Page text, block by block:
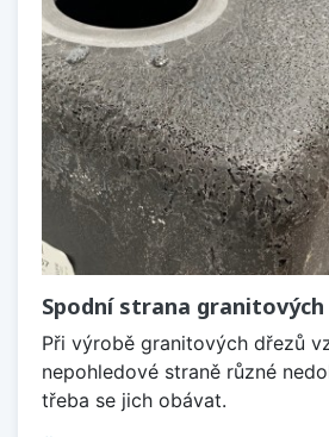
Spodní strana granitových
Při výrobě granitových dřezů
nepohledové straně různé
třeba se jich obávat.